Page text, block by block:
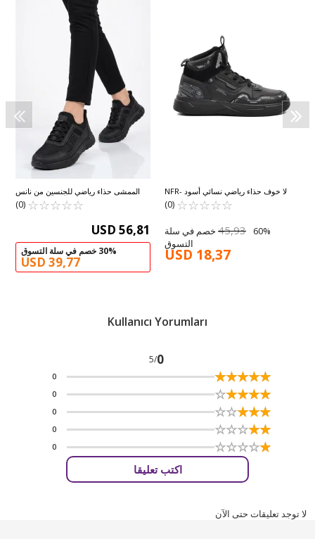
لا خوف حذاء رياضي نسائي أسود NFR-
1000 G
☆
☆
☆
☆
☆ ★
★
★
★
★
(0)
45,93 60% خصم في سلة
التسوق
USD 18,37
الممشى حذاء رياضي للجنسين من نانس
☆
☆
☆
☆
☆ ★
★
★
★
★
(0)
USD 56,81
30% خصم في سلة التسوق
USD 39,77
Kullanıcı Yorumları
0
/5
☆
☆
☆
☆
☆ ★
★
★
★
★
0
☆
☆
☆
☆
☆ ★
★
★
★
★
0
☆
☆
☆
☆
☆ ★
★
★
★
★
0
☆
☆
☆
☆
☆ ★
★
★
★
★
0
☆
☆
☆
☆
☆ ★
★
★
★
★
0
اكتب تعليقا
لا توجد تعليقات حتى الآن